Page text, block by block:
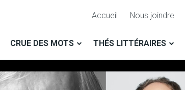
Accueil Nous joindre
CRUE DES MOTS THÉS LITTÉRAIRES